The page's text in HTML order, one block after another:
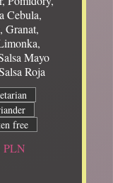
Cebula,
Granat,
Mayo
Roja
PLN
free